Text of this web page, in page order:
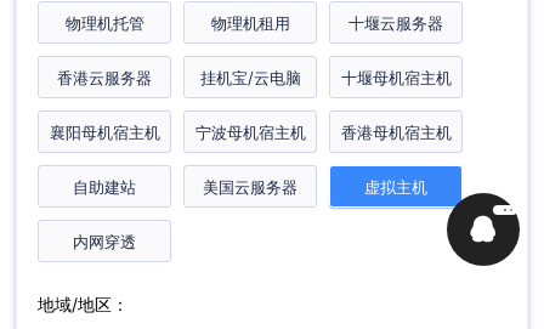
物理机托管 物理机租用 十堰云服务器
香港云服务器 挂机宝/云电脑 十堰母机宿主机
襄阳母机宿主机 宁波母机宿主机 香港母机宿主机
自助建站 美国云服务器 虚拟主机
内网穿透
地域/地区：
